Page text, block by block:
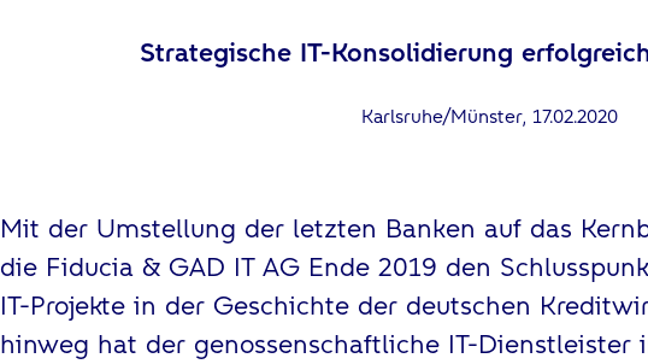
Strategische IT-Konsolidierung
Karlsruhe/Münster, 17.02.2020
Mit der Umstellung der letzten Banken auf das
die Fiducia & GAD IT AG Ende 2019 den
IT-Projekte in der Geschichte der deutschen
hinweg hat der genossenschaftliche IT-Dienstleister